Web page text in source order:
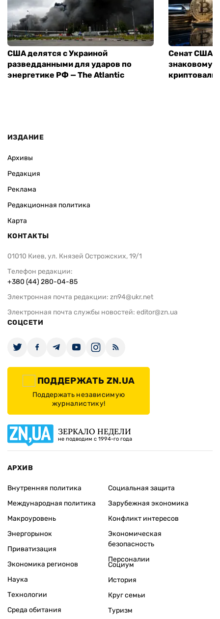
США делятся с Украиной
разведданными для ударов по
энергетике РФ — The Atlantic
Сенат США
знаковому
ИЗДАНИЕ
Архивы
Редакция
Реклама
Редакционная политика
Карта
КОНТАКТЫ
01010 Киев, ул. Князей Острожских, 19/1
Телефон редакции:
+380 (44) 280-04-85
Электронная почта редакции: zn94@ukr.net
Электронная почта службы новостей: editor@zn.ua
СОЦСЕТИ
ПОДДЕРЖАТЬ ZN.UA
Поддержать независимую
журналистику!
ЗЕРКАЛО НЕДЕЛИ
не подводим с 1994-го года
АРХИВ
Внутренняя политика
Международная политика
Макроуровень
Энергорынок
Приватизация
Экономика регионов
Социальная защита
Зарубежная экономика
Конфликт интересов
Экономическая
безопасность
Персоналии
Наука
Технологии
Среда обитания
Социум
История
Круг семьи
Туризм